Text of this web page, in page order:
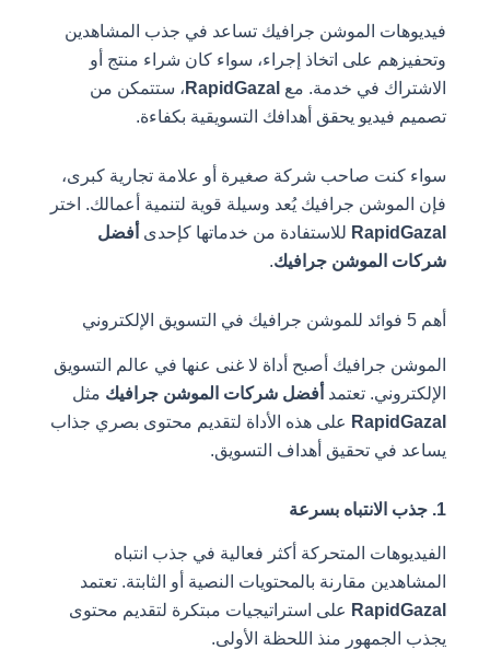
فيديوهات الموشن جرافيك تساعد في جذب المشاهدين
وتحفيزهم على اتخاذ إجراء، سواء كان شراء منتج أو
الاشتراك في خدمة. معRapidGazal، ستتمكن من
تصميم فيديو يحقق أهدافك التسويقية بكفاءة.
سواء كنت صاحب شركة صغيرة أو علامة تجارية كبرى،
فإن الموشن جرافيك يُعد وسيلة قوية لتنمية أعمالك. اختر
RapidGazalللاستفادة من خدماتها كإحدىأفضل
شركات الموشن جرافيك.
أهم 5 فوائد للموشن جرافيك في التسويق الإلكتروني
الموشن جرافيك أصبح أداة لا غنى عنها في عالم التسويق
الإلكتروني. تعتمدأفضل شركات الموشن جرافيكمثل
RapidGazalعلى هذه الأداة لتقديم محتوى بصري جذاب
يساعد في تحقيق أهداف التسويق.
الفيديوهات المتحركة أكثر فعالية في جذب انتباه
المشاهدين مقارنة بالمحتويات النصية أو الثابتة. تعتمد
RapidGazalعلى استراتيجيات مبتكرة لتقديم محتوى
يجذب الجمهور منذ اللحظة الأولى.